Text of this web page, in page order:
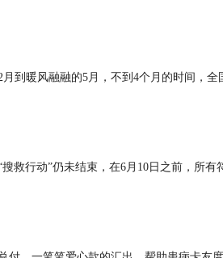
月到暖风融融的5月，不到4个月的时间，
救行动”仍未结束，在6月10日之前，所